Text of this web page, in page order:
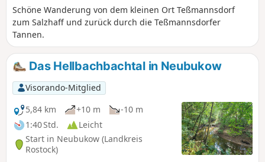
Schöne Wanderung von dem kleinen Ort Teßmannsdorf
zum Salzhaff und zurück durch die Teßmannsdorfer
Tannen.
Das Hellbachbachtal in Neubukow
Visorando-Mitglied
5,84 km
+10 m
-10 m
1:40 Std.
Leicht
Start in Neubukow (Landkreis
Rostock)